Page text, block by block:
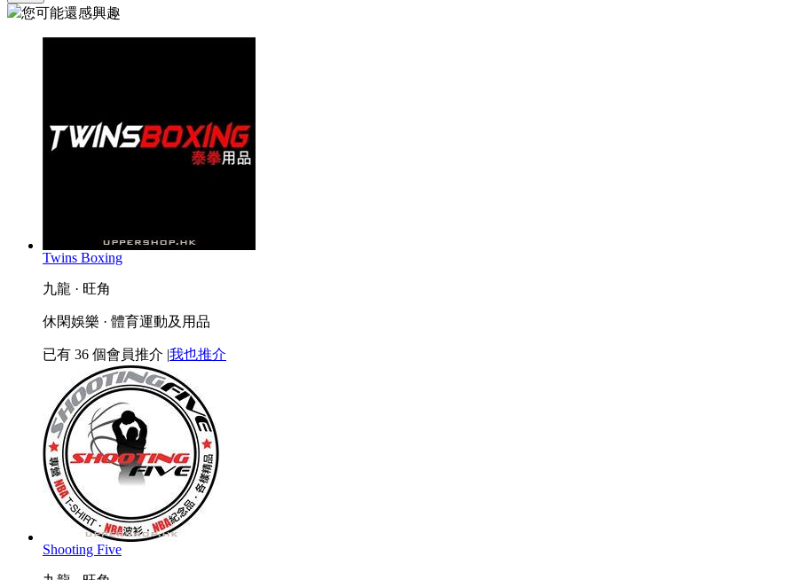
您可能還感興趣
Twins Boxing
九龍 · 旺角
休閑娛樂 · 體育運動及用品
已有 36 個會員推介 |我也推介
Shooting Five